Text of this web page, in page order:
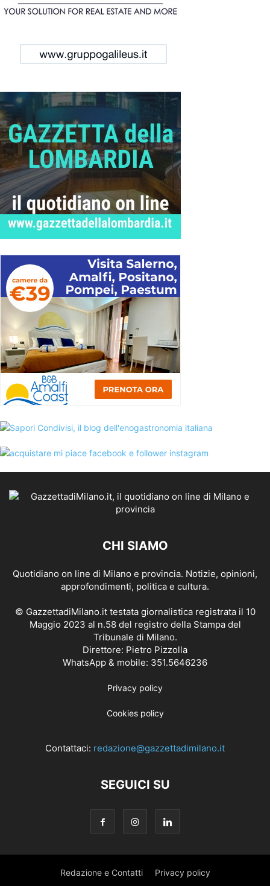
CHI SIAMO
Quotidiano on line di Milano e provincia. Notizie, opinioni,
approfondimenti, politica e cultura.
© GazzettadiMilano.it testata giornalistica registrata il 10
Maggio 2023 al n.58 del registro della Stampa del
Tribunale di Milano.
Direttore: Pietro Pizzolla
WhatsApp & mobile: 351.5646236
Privacy policy
Cookies policy
Contattaci: redazione@gazzettadimilano.it
SEGUICI SU
Redazione e Contatti Privacy policy